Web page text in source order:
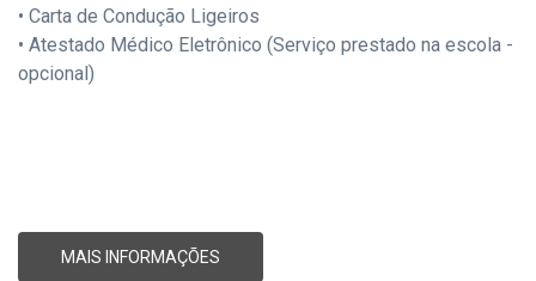
• Carta de Condução Ligeiros
• Atestado Médico Eletrônico (Serviço prestado na escola -
opcional)
MAIS INFORMAÇÕES